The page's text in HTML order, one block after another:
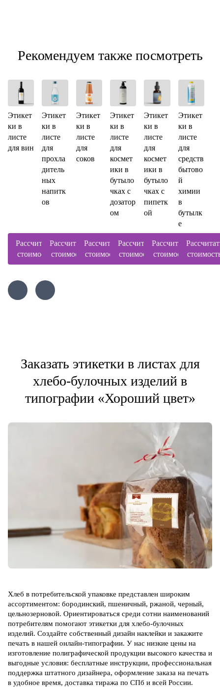
Рекомендуем также посмотреть
Этикет
ки в
листе
для вин
Рассчитать
стоимость
Этикет
ки в
листе
для
прохла
дитель
ных
напитк
ов
Рассчитать
стоимость
Этикет
ки в
листе
для
соков
Рассчитать
стоимость
Этикет
ки в
листе
для
космет
ики в
бутыло
чках с
дозатор
ом
Рассчитать
стоимость
Этикет
ки в
листе
для
космет
ики в
бутыло
чках с
пипетк
ой
Рассчитать
стоимость
Этикет
ки в
листе
для
средств
бытово
й
химии
в
бутылк
е
Заказать этикетки в листах для
хлебо-булочных изделий в
типографии «Хороший цвет»
Хлеб в потребительской упаковке представлен широким
ассортиментом: бородинский, пшеничный, ржаной, черный,
цельнозерновой. Ориентироваться среди сотни наименований
потребителям помогают этикетки для хлебо-булочных
изделий. Создайте собственный дизайн наклейки и закажите
печать в нашей онлайн-типографии. У нас низкие цены на
изготовление полиграфической продукции высокого качества и
выгодные условия: бесплатные инструкции, профессиональная
поддержка штатного дизайнера, оформление заказа на печать
в удобное время, доставка тиража по СПб и всей России.